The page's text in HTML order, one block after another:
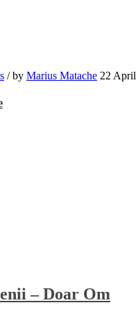
/by Marius Matache 22 April
– Doar Om